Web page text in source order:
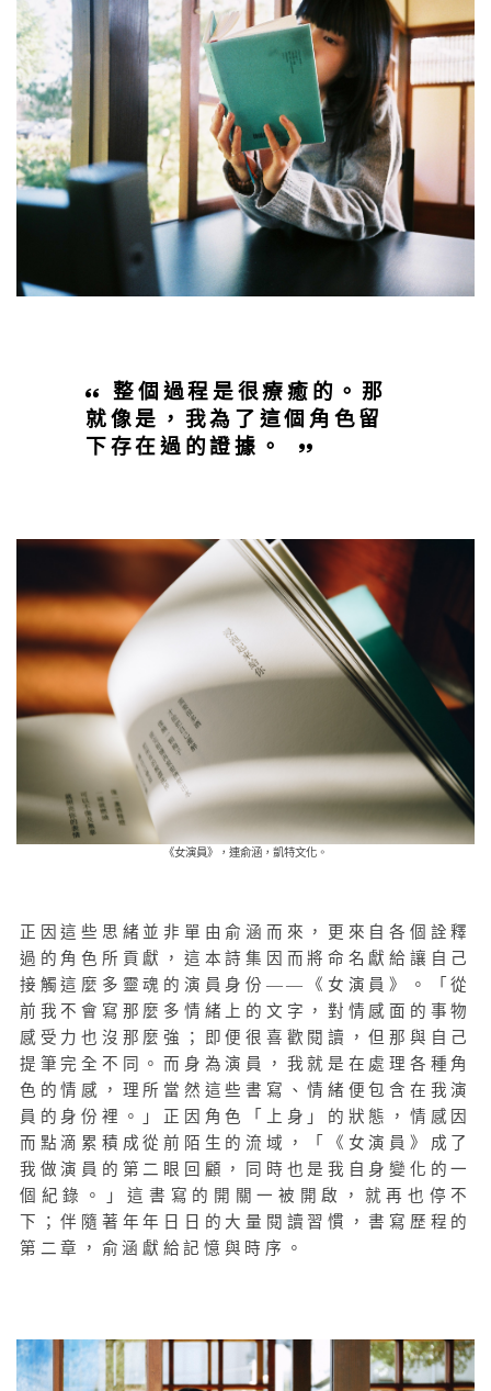
整個過程是很療癒的。那
就像是，我為了這個角色留
下存在過的證據。
《女演員》，連俞涵，凱特文化。
正因這些思緒並非單由俞涵而來，更來自各個詮釋
過的角色所貢獻，這本詩集因而將命名獻給讓自己
接觸這麼多靈魂的演員身份——《女演員》。「從
前我不會寫那麼多情緒上的文字，對情感面的事物
感受力也沒那麼強；即便很喜歡閱讀，但那與自己
提筆完全不同。而身為演員，我就是在處理各種角
色的情感，理所當然這些書寫、情緒便包含在我演
員的身份裡。」正因角色「上身」的狀態，情感因
而點滴累積成從前陌生的流域，「《女演員》成了
我做演員的第二眼回顧，同時也是我自身變化的一
個紀錄。」這書寫的開關一被開啟，就再也停不
下；伴隨著年年日日的大量閱讀習慣，書寫歷程的
第二章，俞涵獻給記憶與時序。